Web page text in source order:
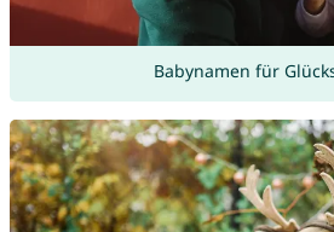
Babynamen für